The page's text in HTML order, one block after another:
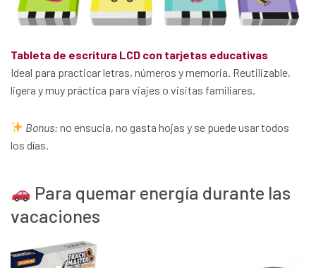
Tableta de escritura LCD con tarjetas educativas
Ideal para practicar letras, números y memoria. Reutilizable,
ligera y muy práctica para viajes o visitas familiares.
Bonus: no ensucia, no gasta hojas y se puede usar todos
los días.
Para quemar energía durante las
vacaciones